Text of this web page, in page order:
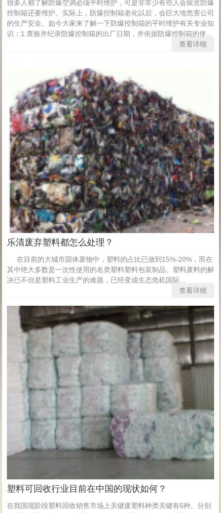
很多人都了解防爆空调必须平时维护，可是非常少有些人会留意防爆
控制箱还要维护。实际上，防爆控制箱老化以后，会巨大地危害公司
的生产安全。如今大家来了解一下防爆控制箱的平时维护有关专业知
识：1.查验并纪录防爆控制箱的出厂日期，并依据防爆控制箱的使...
查看详细
乐清废弃塑料都怎么处理？
在目前的大城市固体废物中，塑料的占比已做到15%-20%，而在
其中绝大多数是一次性使用的名类塑料塑料包装制品。塑料废料的解
决已不但是塑料工业生产的难题，已经变成生态危机国际...
查看详细
塑料可回收行业目前在中国的现状如何？
在我国现阶段塑料回收销售市场上关键废塑料种类关键有6种。分别